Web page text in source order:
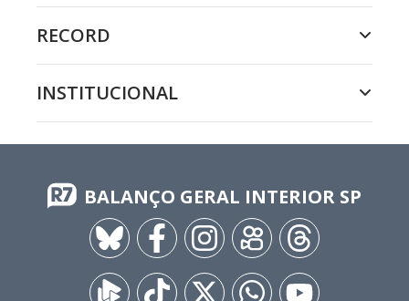
RECORD
INSTITUCIONAL
BALANÇO GERAL INTERIOR SP